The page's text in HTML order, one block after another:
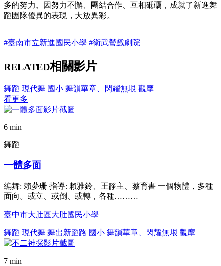
多的努力。因努力不懈、團結合作、互相砥礪，成就了新進舞
蹈團隊優異的表現，大放異彩。
#臺南市立新進國民小學 #衛武營戲劇院
RELATED相關影片
舞蹈 現代舞 國小 舞韻華章、閃耀無垠 觀摩
看更多
6 min
舞蹈
一體多面
編舞: 賴夢珊 指導: 賴雅鈴、王靜主、蔡育書 一個物體，多種
面向。或立、或倒、或轉，各種………
臺中市大肚區大肚國民小學
舞蹈 現代舞 舞出新蹈路 國小 舞韻華章、閃耀無垠 觀摩
7 min